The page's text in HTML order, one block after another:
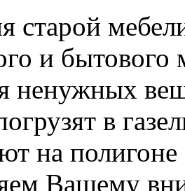
старой
и
ненужных
в
на полигоне
Вашему